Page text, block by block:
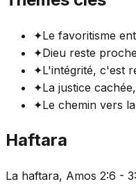
✦Le favoritisme
✦Dieu reste
✦L'intégrité, c'est
✦La justice
✦Le chemin vers
Haftara
La haftara, Amos 2:6 -